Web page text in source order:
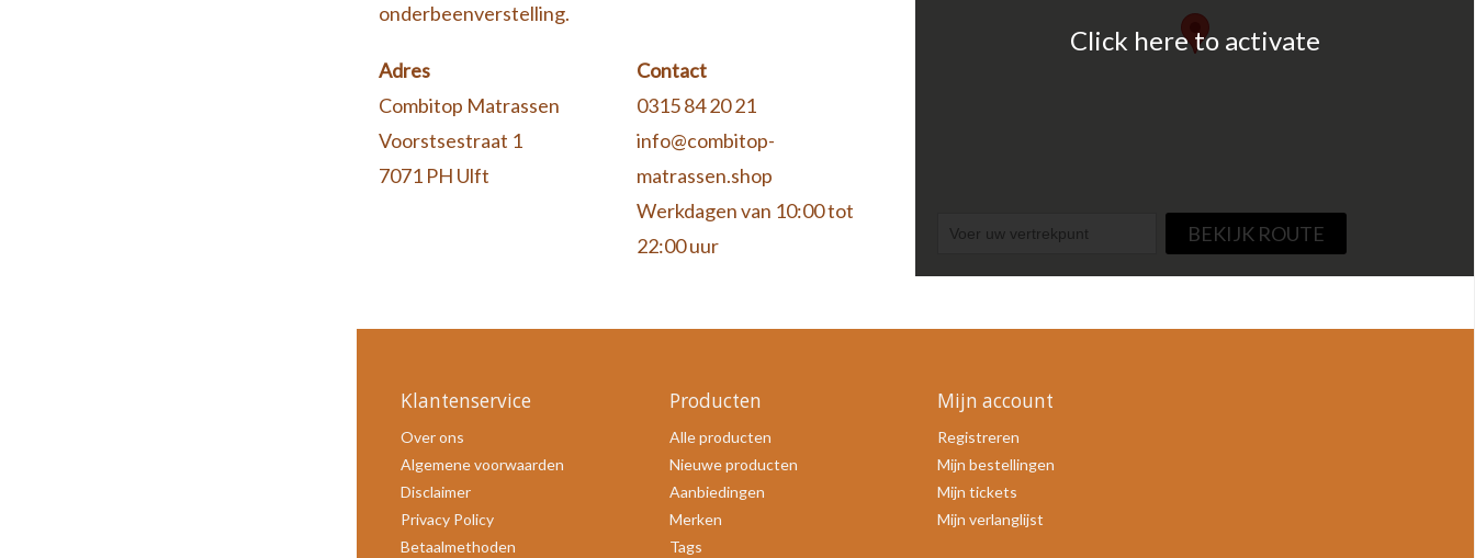
onderbeenverstelling.
Adres
Combitop Matrassen
Voorstsestraat 1
7071 PH Ulft
Contact
0315 84 20 21
info@combitop-
matrassen.shop
Werkdagen van 10:00 tot
22:00 uur
Click here to activate
BEKIJK ROUTE
Klantenservice
Over ons
Algemene voorwaarden
Disclaimer
Privacy Policy
Betaalmethoden
Producten
Alle producten
Nieuwe producten
Aanbiedingen
Merken
Tags
Mijn account
Registreren
Mijn bestellingen
Mijn tickets
Mijn verlanglijst